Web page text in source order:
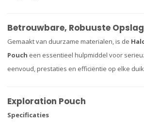
Betrouwbare, Robuuste Opslag
Gemaakt van duurzame materialen, is de
Pouch een essentieel hulpmiddel voor
eenvoud, prestaties en efficiëntie op elke
Exploration Pouch
Specificaties